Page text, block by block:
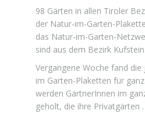
98 Gärten in allen Tiroler
der Natur-im-Garten-
das Natur-im-Garten-
sind aus dem Bezirk Kufstein.
Vergangene Woche fand
im Garten-Plaketten für
werden GärtnerInnen im
geholt, die ihre Privatgärten